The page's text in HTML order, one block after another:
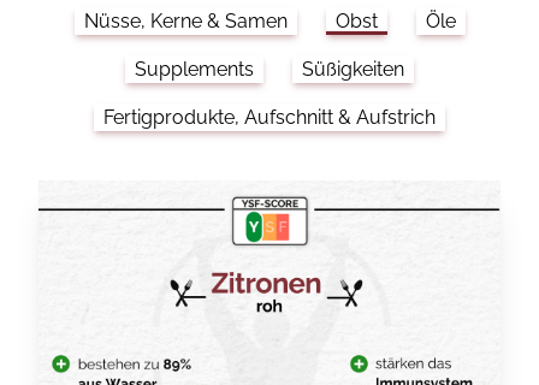
Nüsse, Kerne & Samen Obst Öle
Supplements Süßigkeiten
Fertigprodukte, Aufschnitt & Aufstrich